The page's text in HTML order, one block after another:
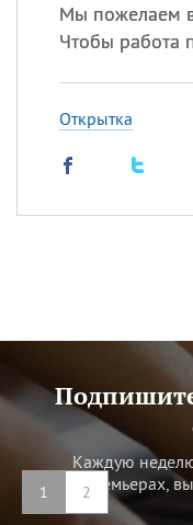
Мы пожелаем
Чтобы работа
Открытка
1 2
Каждую
кинопремьерах,